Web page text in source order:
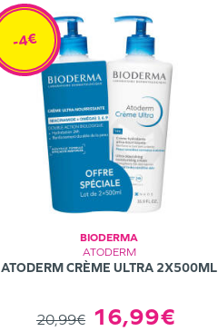
BIODERMA
ATODERM
ATODERM CRÈME ULTRA 2X500ML
20,99€ 16,99€
-4€